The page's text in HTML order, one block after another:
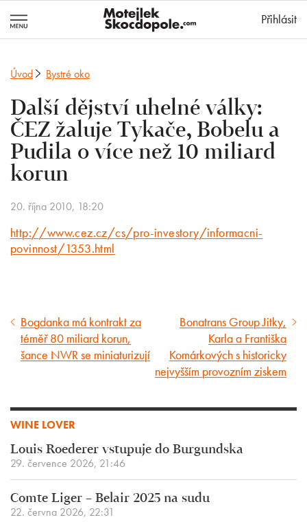
Přihlásit
Úvod Bystré oko
Další dějství uhelné války:
ČEZ žaluje Tykače, Bobelu a
Pudila o více než 10 miliard
korun
20. října 2010, 18:20
http://www.cez.cz/cs/pro-investory/informacni-
povinnost/1353.html
Předcházející
článek
Bogdanka má kontrakt za
téměř 80 miliard korun,
šance NWR se miniaturizují
Následující
Bonatrans Group Jitky,
Karla a Františka
Komárkových s historicky
nejvyšším provozním ziskem
WINE LOVER
Louis Roederer vstupuje do Burgundska
29. července 2026, 21:46
Comte Liger – Belair 2025 na sudu
22. června 2026, 22:31